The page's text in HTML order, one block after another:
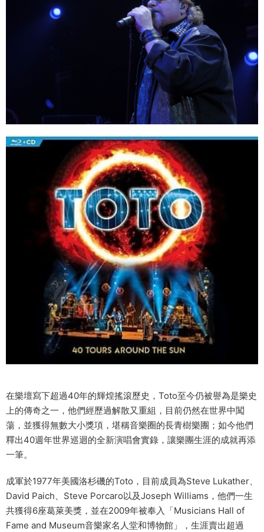
在樂壇寫下超過40年的輝煌搖滾歷史，Toto至今仍被譽為是樂史
上的傳奇之一，他們經歷過解散又重組，目前仍然在世界中闖
蕩，並獲得無數大小獎項，堪稱音樂圈的長青樹樂團；如今他們
釋出40週年世界巡迴的全新演唱會實錄，讓樂團生涯的成就再添
一筆。
成軍於1977年美國洛杉磯的Toto，目前成員為Steve Lukather、
David Paich、Steve Porcaro以及Joseph Williams，他們一生
共獲得6座葛萊美獎，並在2009年被奉入「Musicians Hall of
Fame and Museum音樂家名人堂和博物館」，生涯賣出超過